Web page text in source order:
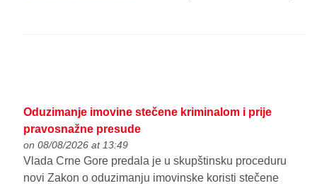
Oduzimanje imovine stečene kriminalom i prije
pravosnažne presude
on 08/08/2026 at 13:49
Vlada Crne Gore predala je u skupštinsku proceduru
novi Zakon o oduzimanju imovinske koristi stečene